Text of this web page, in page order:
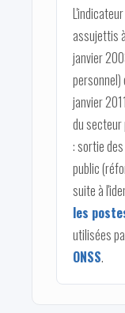
assujettis
janvier
janvier
du secteur
: sortie
public
suite à
les
utilisées
ONSS.